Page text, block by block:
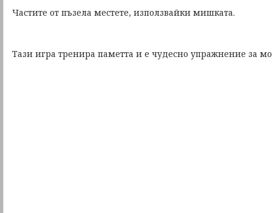
Частите от пъзела местете, използвайки мишката.
Тази игра тренира паметта и е чудесно упражнение за